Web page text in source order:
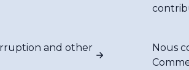
and other
Nous